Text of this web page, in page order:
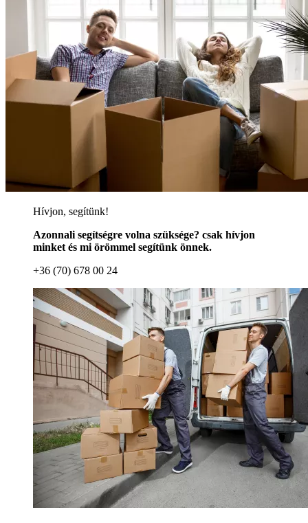
Hívjon, segítünk!
Azonnali segítségre volna szüksége? csak hívjon
minket és mi örömmel segítünk önnek.
+36 (70) 678 00 24